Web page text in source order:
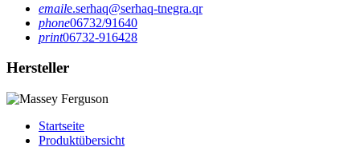
emaile.serhaq@serhaq-tnegra.qr
phone06732/91640
print06732-916428
Hersteller
Startseite
Produktübersicht